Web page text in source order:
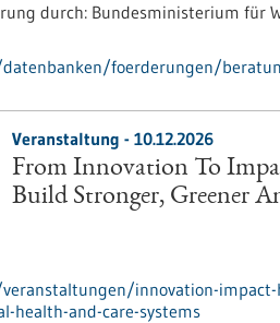
durch: Bundesministerium für
foerderungen/
Veranstaltung - 10.12.2026
From Innovation To
Build Stronger, Greener
innovation-
health-and-care-systems